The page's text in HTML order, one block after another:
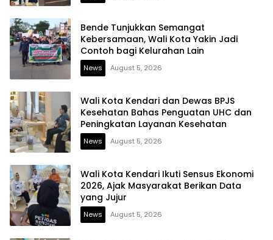
Bende Tunjukkan Semangat
Kebersamaan, Wali Kota Yakin Jadi
Contoh bagi Kelurahan Lain
News August 5, 2026
Wali Kota Kendari dan Dewas BPJS
Kesehatan Bahas Penguatan UHC dan
Peningkatan Layanan Kesehatan
News August 5, 2026
Wali Kota Kendari Ikuti Sensus Ekonomi
2026, Ajak Masyarakat Berikan Data
yang Jujur
News August 5, 2026